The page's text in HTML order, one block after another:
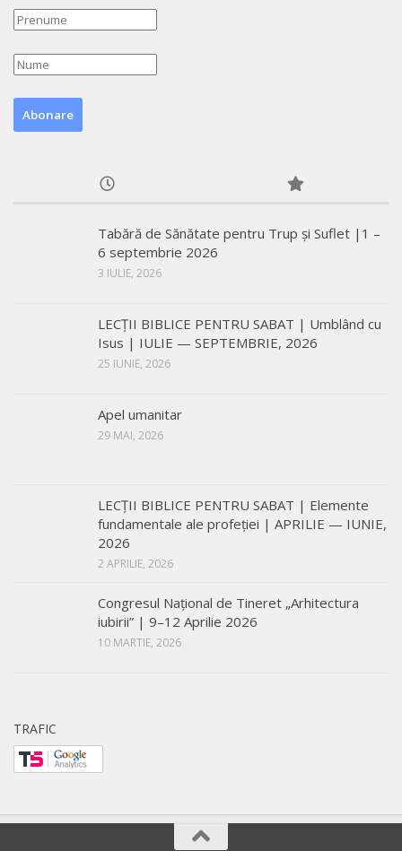
Tabără de Sănătate pentru Trup și Suflet |1 –
6 septembrie 2026
3 IULIE, 2026
LECŢII BIBLICE PENTRU SABAT | Umblând cu
Isus | IULIE — SEPTEMBRIE, 2026
25 IUNIE, 2026
Apel umanitar
29 MAI, 2026
LECŢII BIBLICE PENTRU SABAT | Elemente
fundamentale ale profeției | APRILIE — IUNIE,
2026
2 APRILIE, 2026
Congresul Național de Tineret „Arhitectura
iubirii” | 9–12 Aprilie 2026
10 MARTIE, 2026
TRAFIC